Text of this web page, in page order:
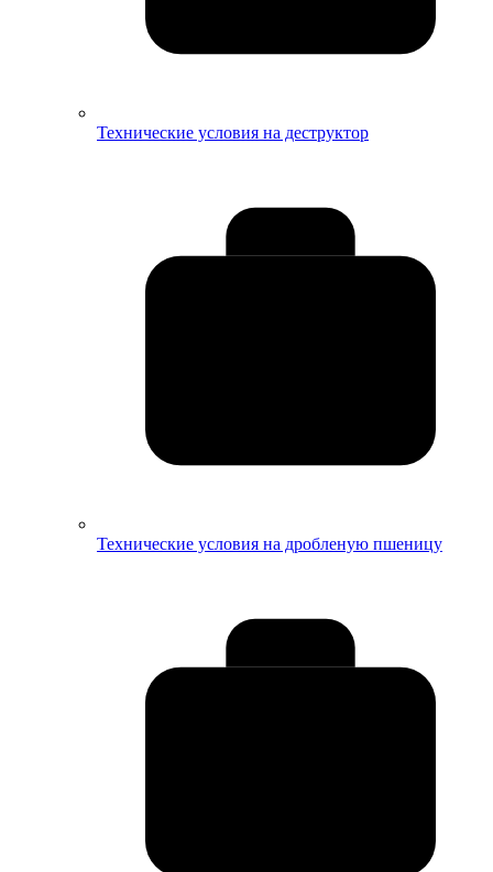
Технические условия на деструктор
Технические условия на дробленую пшеницу